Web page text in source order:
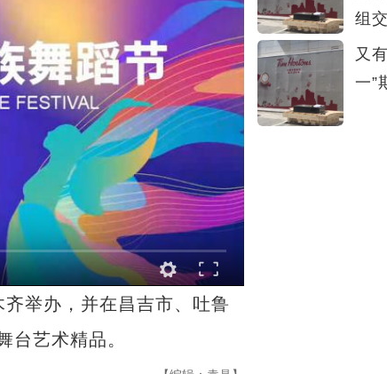
举办，并在昌吉市、吐鲁
台艺术精品。
组
又
一”